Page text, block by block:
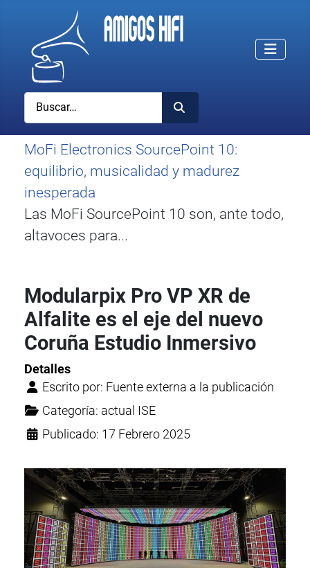
Buscar
MoFi Electronics SourcePoint 10:
equilibrio, musicalidad y madurez
inesperada
Las MoFi SourcePoint 10 son, ante todo,
altavoces para...
Modularpix Pro VP XR de
Alfalite es el eje del nuevo
Coruña Estudio Inmersivo
Detalles
Escrito por: Fuente externa a la publicación
Categoría: actual ISE
Publicado: 17 Febrero 2025